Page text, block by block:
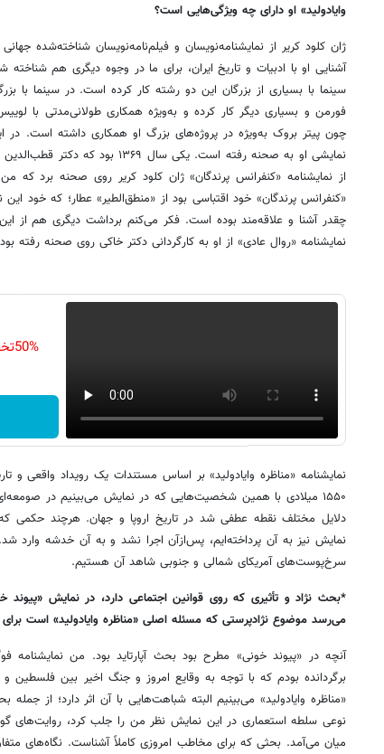
وایادولید» او دارای چه ویژگی‌هایی است؟
ژان کلود کریر از نمایشنامه‌نویسان و فیلم‌نامه‌نویسان شناخته‌شده
آشنایی او با ادبیات و تاریخ ایران، برای ما در وجوه دیگری هم
سینما با بسیاری از بزرگان این دو رشته کار کرده است. در سینما با
فورمن و بسیاری دیگر کار کرده و به‌ویژه همکاری طولانی‌مدتی با
چون پیتر بروک به‌ویژه در پروژه‌های بزرگ او همکاری داشته است. در
نمایشی او به صحنه رفته است. یکی
از نمایشنامه «کنفرانس پرندگان» ژان کلود کریر روی صحنه برد که
«کنفرانس پرندگان» خود اقتباسی بود از «منطق‌الطیر» عطار؛ که خود
چقدر آشنا و علاقه‌مند بوده است. فکر می‌کنم برداشت دیگری هم از
نمایشنامه «روال عادی» از او به کارگردانی دکتر خاکی روی صحنه رفته
50%تخفیف کرم جوانساز جلبک تا امشب
نمایشنامه «مناظره وایادولید» بر اساس مستندات یک رویداد واقعی
۱۵۵۰ میلادی با همین شخصیت‌هایی که در نمایش می‌بینیم در
دلایل مختلف نقطه عطفی شد در تاریخ اروپا و جهان. هرچند حکمی
نمایش نیز به آن پرداخته‌ایم، پس‌ازآن اجرا نشد و به آن خدشه
سرخ‌پوست‌های آمریکای شمالی و جنوبی شاهد آن هستیم.
*بحث نژاد و تأثیری که روی قوانین اجتماعی دارد، در نمایش
می‌رسد موضوع نژادپرستی که مسئله اصلی «مناظره وایادولید» است
آنچه در «پیوند خونی» مطرح بود بحث آپارتاید بود. من نمایشنامه
برگردانده بودم که با توجه به وقایع امروز و جنگ اخیر بین فلسطین
«مناظره وایادولید» می‌بینیم البته شباهت‌هایی با آن اثر دارد؛ از
نوعی سلطه استعماری در این نمایش نظر من را جلب کرد، روایت‌های
میان می‌آمد. بحثی که برای مخاطب امروزی کاملاً آشناست. نگاه‌های